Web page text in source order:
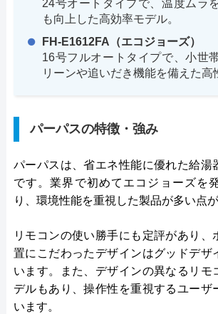
24号オートタイプで、温度ムラ
も向上した高効率モデル。
FH-E1612FA（エコジョーズ）
16号フルオートタイプで、小世
リーンや追いだき機能を備えた高
パーパスの特徴・強み
パーパスは、省エネ性能に優れた給湯
です。業界で初めてエコジョーズを
り、環境性能を重視した製品が多い点が
リモコンの使い勝手にも定評があり、
置にこだわったデザインはグッドデザ
います。また、デザインの異なるリモ
デルもあり、操作性を重視するユーザ
います。